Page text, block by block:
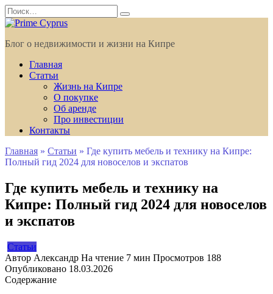
Перейти
к
содержанию
Search
for:
Блог о недвижимости и жизни на Кипре
Главная
Статьи
Жизнь на Кипре
О покупке
Об аренде
Про инвестиции
Контакты
Главная » Статьи » Где купить мебель и технику на Кипре:
Полный гид 2024 для новоселов и экспатов
Где купить мебель и технику на
Кипре: Полный гид 2024 для новоселов
и экспатов
Статьи
Автор Александр На чтение 7 мин Просмотров 188
Опубликовано 18.03.2026
Содержание